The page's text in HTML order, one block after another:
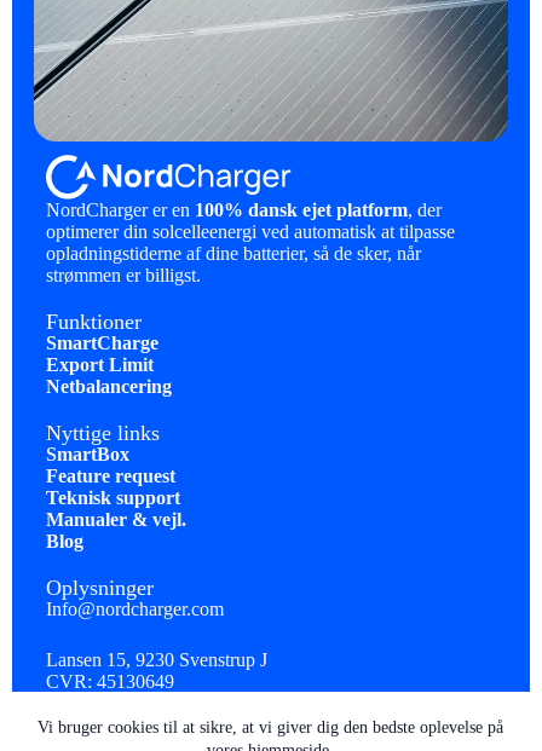
Vi bruger cookies til at sikre, at vi giver dig den bedste oplevelse på
NordCharger er en 100% dansk ejet platform, der
optimerer din solcelleenergi ved automatisk at tilpasse
opladningstiderne af dine batterier, så de sker, når
strømmen er billigst.
Funktioner
SmartCharge
Export Limit
Netbalancering
Nyttige links
SmartBox
Feature request
Teknisk support
Manualer & vejl.
Blog
Oplysninger
Info@nordcharger.com
Lansen 15, 9230 Svenstrup J
CVR: 45130649
Cookie- & Privatlivspolitik